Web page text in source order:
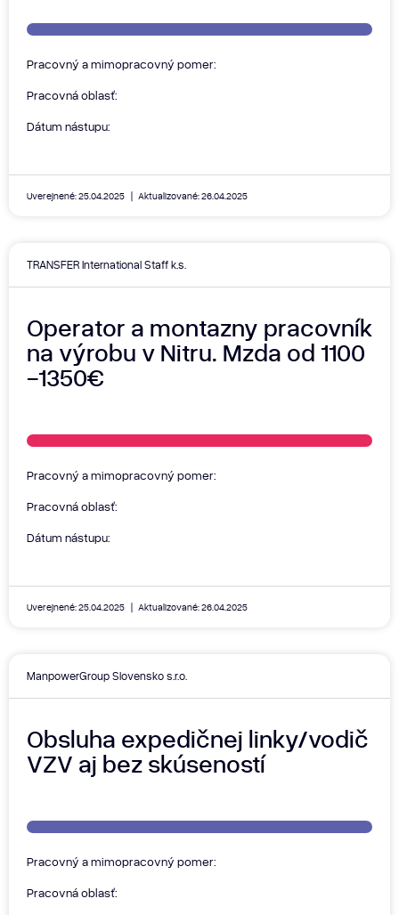
Pracovný a mimopracovný pomer:
Pracovná oblasť:
Dátum nástupu:
Uverejnené: 25.04.2025 Aktualizované: 26.04.2025
TRANSFER International Staff k.s.
Operator a montazny pracovník
na výrobu v Nitru. Mzda od 1100
-1350€
Pracovný a mimopracovný pomer:
Pracovná oblasť:
Dátum nástupu:
Uverejnené: 25.04.2025 Aktualizované: 26.04.2025
ManpowerGroup Slovensko s.r.o.
Obsluha expedičnej linky/vodič
VZV aj bez skúseností
Pracovný a mimopracovný pomer:
Pracovná oblasť: